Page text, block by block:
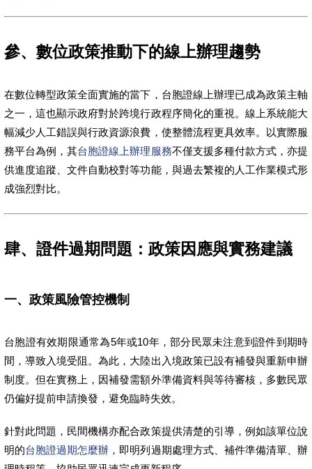
參、數位政策推動下的線上辦理趨勢
在數位轉型政策全面實施的當下，台胞證線上辦理已成為政策主軸
之一，這也顯示政府對於跨境行政程序簡化的重視。線上系統能大
幅減少人工錯誤與行政資源浪費，使整體流程更具效率。以實際服
務平台為例，其台胞證線上辦理服務不僅支援多種付款方式，亦提
供進度追蹤、文件自動校對等功能，與過去繁複的人工作業模式形
成強烈對比。
肆、證件過期問題：政策因應與實務建議
一、政策風險管控機制
台胞證有效期限通常為5年或10年，部分民眾未注意到證件到期時
間，導致入境受阻。為此，大陸出入境政策已設有補發與重新申辦
制度。但在實務上，因補發需額外準備資料與等待審核，多數民眾
仍偏好提前申請換發，避免臨時失效。
針對此問題，民間機構亦配合政策提供清楚的引導，例如該單位說
明的台胞證過期怎麼辦 ，即明列過期處理方式、補件準備清單、辦